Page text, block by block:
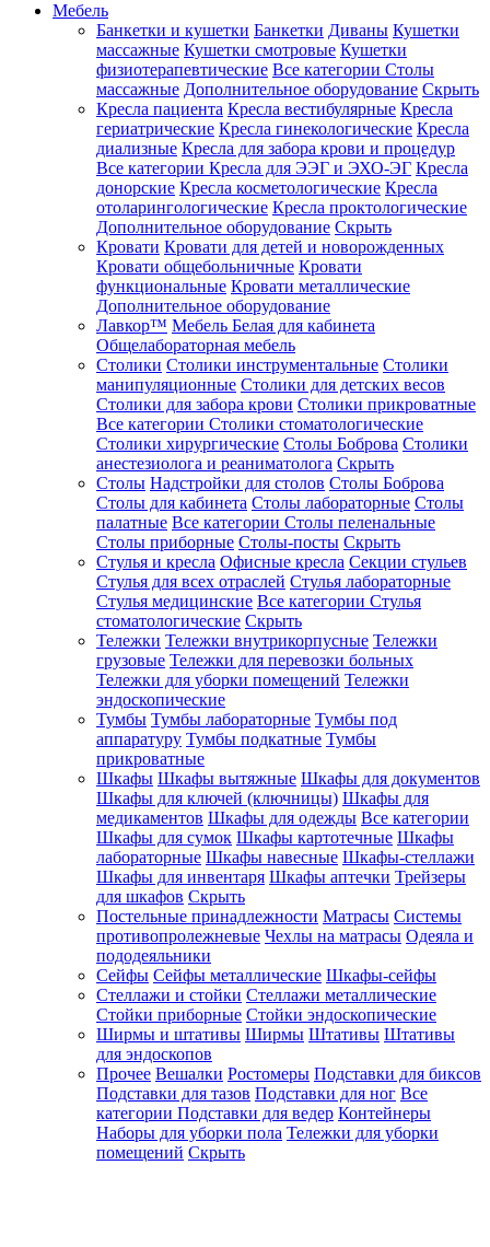
Мебель
Банкетки и кушетки Банкетки Диваны Кушетки
массажные Кушетки смотровые Кушетки
физиотерапевтические Все категории Столы
массажные Дополнительное оборудование Скрыть
Кресла пациента Кресла вестибулярные Кресла
гериатрические Кресла гинекологические Кресла
диализные Кресла для забора крови и процедур
Все категории Кресла для ЭЭГ и ЭХО-ЭГ Кресла
донорские Кресла косметологические Кресла
отоларингологические Кресла проктологические
Дополнительное оборудование Скрыть
Кровати Кровати для детей и новорожденных
Кровати общебольничные Кровати
функциональные Кровати металлические
Дополнительное оборудование
Лавкор™ Мебель Белая для кабинета
Общелабораторная мебель
Столики Столики инструментальные Столики
манипуляционные Столики для детских весов
Столики для забора крови Столики прикроватные
Все категории Столики стоматологические
Столики хирургические Столы Боброва Столики
анестезиолога и реаниматолога Скрыть
Столы Надстройки для столов Столы Боброва
Столы для кабинета Столы лабораторные Столы
палатные Все категории Столы пеленальные
Столы приборные Столы-посты Скрыть
Стулья и кресла Офисные кресла Секции стульев
Стулья для всех отраслей Стулья лабораторные
Стулья медицинские Все категории Стулья
стоматологические Скрыть
Тележки Тележки внутрикорпусные Тележки
грузовые Тележки для перевозки больных
Тележки для уборки помещений Тележки
эндоскопические
Тумбы Тумбы лабораторные Тумбы под
аппаратуру Тумбы подкатные Тумбы
прикроватные
Шкафы Шкафы вытяжные Шкафы для документов
Шкафы для ключей (ключницы) Шкафы для
медикаментов Шкафы для одежды Все категории
Шкафы для сумок Шкафы картотечные Шкафы
лабораторные Шкафы навесные Шкафы-стеллажи
Шкафы для инвентаря Шкафы аптечки Трейзеры
для шкафов Скрыть
Постельные принадлежности Матрасы Системы
противопролежневые Чехлы на матрасы Одеяла и
пододеяльники
Сейфы Сейфы металлические Шкафы-сейфы
Стеллажи и стойки Стеллажи металлические
Стойки приборные Стойки эндоскопические
Ширмы и штативы Ширмы Штативы Штативы
для эндоскопов
Прочее Вешалки Ростомеры Подставки для биксов
Подставки для тазов Подставки для ног Все
категории Подставки для ведер Контейнеры
Наборы для уборки пола Тележки для уборки
помещений Скрыть